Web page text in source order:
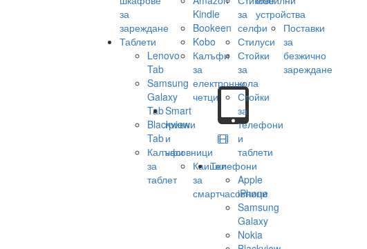
за
зареждане
Таблети
Lenovo
Tab
Samsung
Galaxy
Tab
Blackview
Tab
Калъфи
за
таблет
Kindle
Bookeen
Kobo
Калъфи
за
електронни
четци
Smart
гривни
и
часовници
Каишки
за
смартчасовници
за
селфи
Стилуси
Стойки
за
кола
Стойки
за
телефони
и
таблети
Телефони
Apple
iPhone
Samsung
Galaxy
Nokia
устройства
Поставки
за
безжично
зареждане